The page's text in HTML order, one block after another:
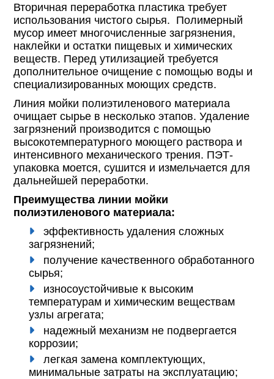
Вторичная переработка пластика требует
использования чистого сырья. Полимерный
мусор имеет многочисленные загрязнения,
наклейки и остатки пищевых и химических
веществ. Перед утилизацией требуется
дополнительное очищение с помощью воды и
специализированных моющих средств.
Линия мойки полиэтиленового материала
очищает сырье в несколько этапов. Удаление
загрязнений производится с помощью
высокотемпературного моющего раствора и
интенсивного механического трения. ПЭТ-
упаковка моется, сушится и измельчается для
дальнейшей переработки.
Преимущества линии мойки
полиэтиленового материала:
эффективность удаления сложных
загрязнений;
получение качественного обработанного
сырья;
износоустойчивые к высоким
температурам и химическим веществам
узлы агрегата;
надежный механизм не подвергается
коррозии;
легкая замена комплектующих,
минимальные затраты на эксплуатацию;